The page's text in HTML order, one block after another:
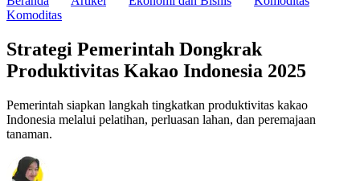
Komoditas
Strategi Pemerintah Dongkrak
Produktivitas Kakao Indonesia 2025
Pemerintah siapkan langkah tingkatkan produktivitas kakao
Indonesia melalui pelatihan, perluasan lahan, dan peremajaan
tanaman.